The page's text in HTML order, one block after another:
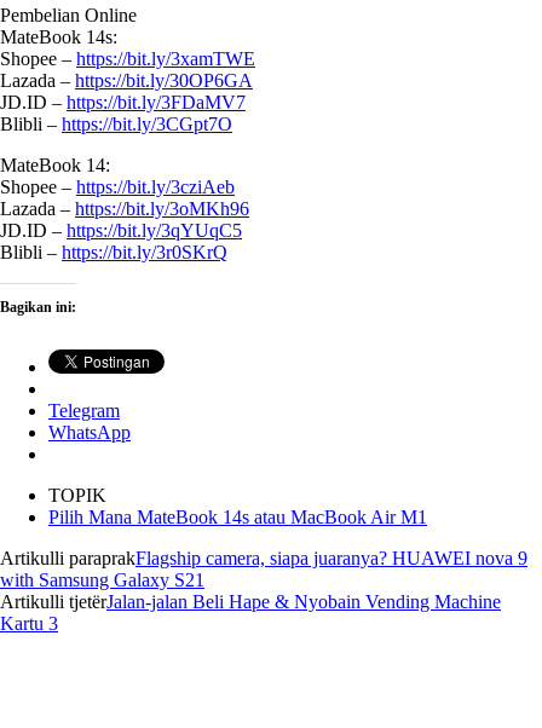
Pembelian Online
MateBook 14s:
Shopee – https://bit.ly/3xamTWE
Lazada – https://bit.ly/30OP6GA
JD.ID – https://bit.ly/3FDaMV7
Blibli – https://bit.ly/3CGpt7O
MateBook 14:
Shopee – https://bit.ly/3cziAeb
Lazada – https://bit.ly/3oMKh96
JD.ID – https://bit.ly/3qYUqC5
Blibli – https://bit.ly/3r0SKrQ
Bagikan ini:
Telegram
WhatsApp
TOPIK
Pilih Mana MateBook 14s atau MacBook Air M1
Artikulli paraprakFlagship camera, siapa juaranya? HUAWEI nova 9
with Samsung Galaxy S21
Artikulli tjetërJalan-jalan Beli Hape & Nyobain Vending Machine
Kartu 3